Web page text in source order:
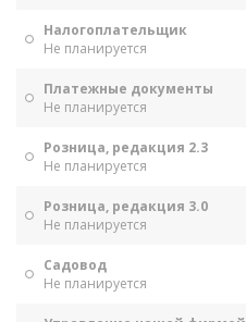
Налогоплательщик
Не планируется
Платежные документы
Не планируется
Розница, редакция 2.3
Не планируется
Розница, редакция 3.0
Не планируется
Садовод
Не планируется